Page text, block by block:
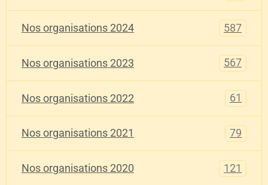
Nos organisations 2024 587
Nos organisations 2023 567
Nos organisations 2022 61
Nos organisations 2021 79
Nos organisations 2020 121